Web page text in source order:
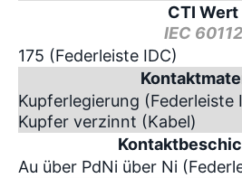
CTI Wert
IEC 60112
175 (Federleiste IDC)
Kupferlegierung (Federleiste
Kupfer verzinnt (Kabel)
Au über PdNi über Ni